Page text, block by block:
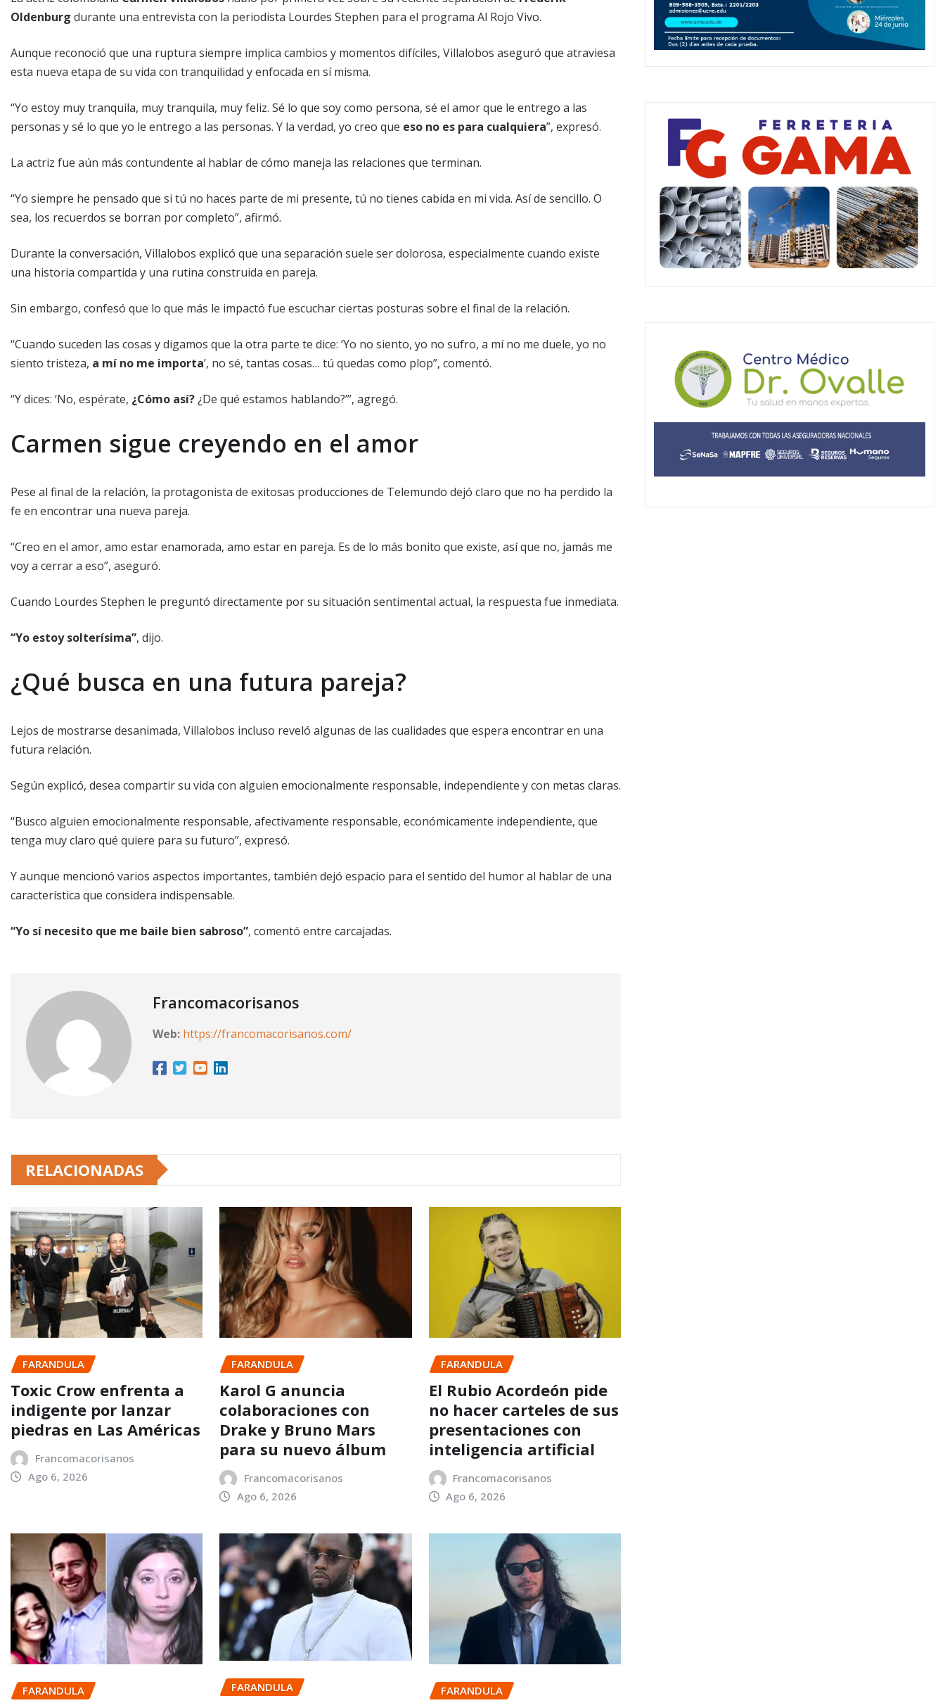
Oldenburg durante una entrevista con la periodista Lourdes Stephen para el programa Al Rojo Vivo.
Aunque reconoció que una ruptura siempre implica cambios y momentos difíciles, Villalobos aseguró que atraviesa
esta nueva etapa de su vida con tranquilidad y enfocada en sí misma.
“Yo estoy muy tranquila, muy tranquila, muy feliz. Sé lo que soy como persona, sé el amor que le entrego a las
personas y sé lo que yo le entrego a las personas. Y la verdad, yo creo que eso no es para cualquiera”, expresó.
La actriz fue aún más contundente al hablar de cómo maneja las relaciones que terminan.
“Yo siempre he pensado que si tú no haces parte de mi presente, tú no tienes cabida en mi vida. Así de sencillo. O
sea, los recuerdos se borran por completo”, afirmó.
Durante la conversación, Villalobos explicó que una separación suele ser dolorosa, especialmente cuando existe
una historia compartida y una rutina construida en pareja.
Sin embargo, confesó que lo que más le impactó fue escuchar ciertas posturas sobre el final de la relación.
“Cuando suceden las cosas y digamos que la otra parte te dice: ‘Yo no siento, yo no sufro, a mí no me duele, yo no
siento tristeza, a mí no me importa’, no sé, tantas cosas… tú quedas como plop”, comentó.
“Y dices: ‘No, espérate, ¿Cómo así?¿De qué estamos hablando?’”, agregó.
Carmen sigue creyendo en el amor
Pese al final de la relación, la protagonista de exitosas producciones de Telemundo dejó claro que no ha perdido la
fe en encontrar una nueva pareja.
“Creo en el amor, amo estar enamorada, amo estar en pareja. Es de lo más bonito que existe, así que no, jamás me
voy a cerrar a eso”, aseguró.
Cuando Lourdes Stephen le preguntó directamente por su situación sentimental actual, la respuesta fue inmediata.
“Yo estoy solterísima”, dijo.
¿Qué busca en una futura pareja?
Lejos de mostrarse desanimada, Villalobos incluso reveló algunas de las cualidades que espera encontrar en una
futura relación.
Según explicó, desea compartir su vida con alguien emocionalmente responsable, independiente y con metas claras.
“Busco alguien emocionalmente responsable, afectivamente responsable, económicamente independiente, que
tenga muy claro qué quiere para su futuro”, expresó.
Y aunque mencionó varios aspectos importantes, también dejó espacio para el sentido del humor al hablar de una
característica que considera indispensable.
“Yo sí necesito que me baile bien sabroso”, comentó entre carcajadas.
Francomacorisanos
Web: https://francomacorisanos.com/
RELACIONADAS
FARANDULA
Toxic Crow enfrenta a
indigente por lanzar
piedras en Las Américas
Francomacorisanos
Ago 6, 2026
FARANDULA
Karol G anuncia
colaboraciones con
Drake y Bruno Mars
para su nuevo álbum
Francomacorisanos
Ago 6, 2026
FARANDULA
El Rubio Acordeón pide
no hacer carteles de sus
presentaciones con
inteligencia artificial
Francomacorisanos
Ago 6, 2026
FARANDULA FARANDULA FARANDULA